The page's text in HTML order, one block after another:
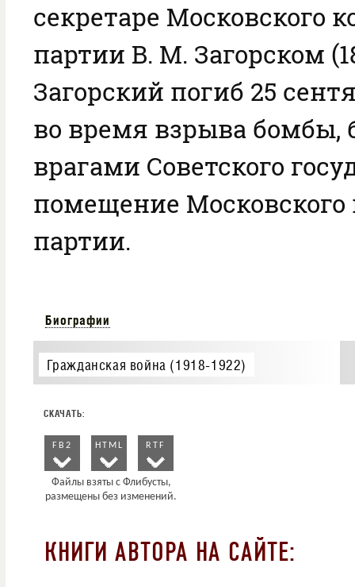
секретаре Московского
партии В. М. Загорском
Загорский погиб 25
во время взрыва бомбы,
врагами Советского
помещение Московского
партии.
Биографии
Гражданская война (1918-1922)
FB2 HTML RTF
КНИГИ АВТОРА НА САЙТЕ: